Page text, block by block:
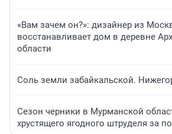
«Вам зачем он?»: дизайнер из
восстанавливает дом в деревне
области
Соль земли забайкальской.
Сезон черники в Мурманской
хрустящего ягодного штруделя за